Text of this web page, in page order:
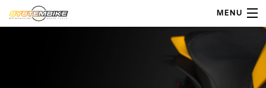
MENU